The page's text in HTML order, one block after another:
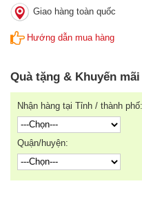
Giao hàng toàn quốc
Hướng dẫn mua hàng
Quà tặng & Khuyến mãi
Nhận hàng tại Tỉnh / thành phố:
Quận/huyện: